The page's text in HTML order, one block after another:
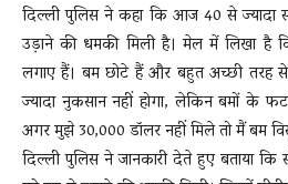
दिल्ली पुलिस ने कहा कि आज 40 से
उड़ाने की धमकी मिली है। मेल में लिखा है
लगाए हैं। बम छोटे हैं और बहुत अच्छी तरह
ज्यादा नुकसान नहीं होगा, लेकिन बमों के
अगर मुझे 30,000 डॉलर नहीं मिले तो मैं बम
दिल्ली पुलिस ने जानकारी देते हुए बताया